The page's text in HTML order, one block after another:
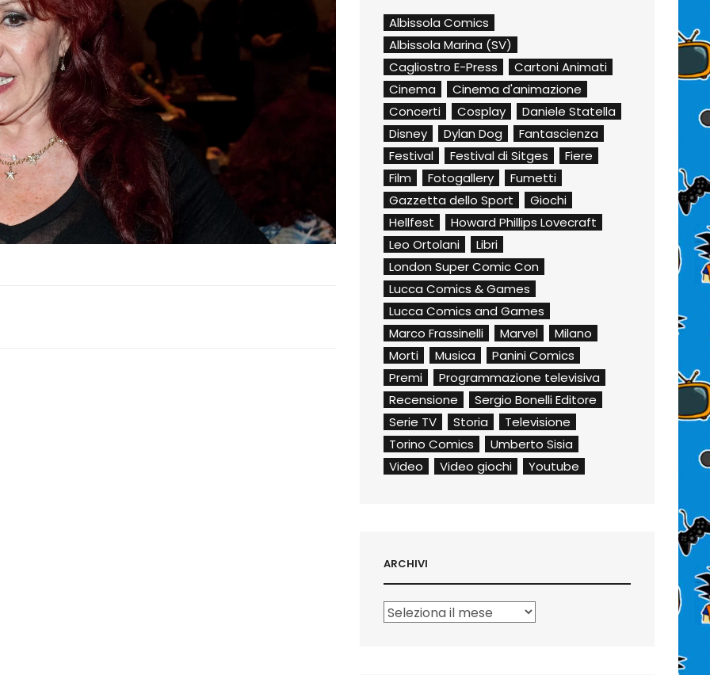
Albissola Comics
Albissola Marina (SV)
Cagliostro E-Press
Cartoni Animati
Cinema
Cinema d'animazione
Concerti
Cosplay
Daniele Statella
Disney
Dylan Dog
Fantascienza
Festival
Festival di Sitges
Fiere
Film
Fotogallery
Fumetti
Gazzetta dello Sport
Giochi
Hellfest
Howard Phillips Lovecraft
Leo Ortolani
Libri
London Super Comic Con
Lucca Comics & Games
Lucca Comics and Games
Marco Frassinelli
Marvel
Milano
Morti
Musica
Panini Comics
Premi
Programmazione televisiva
Recensione
Sergio Bonelli Editore
Serie TV
Storia
Televisione
Torino Comics
Umberto Sisia
Video
Video giochi Youtube
ARCHIVI
Archivi